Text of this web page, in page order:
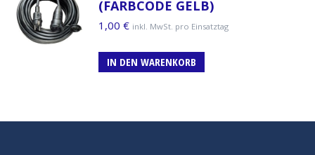
(FARBCODE GELB)
1,00 € inkl. MwSt. pro Einsatztag
IN DEN WARENKORB